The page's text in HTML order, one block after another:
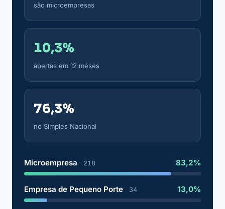
são microempresas
10,3%
abertas em 12 meses
76,3%
no Simples Nacional
Microempresa 218 83,2%
Empresa de Pequeno Porte 34 13,0%